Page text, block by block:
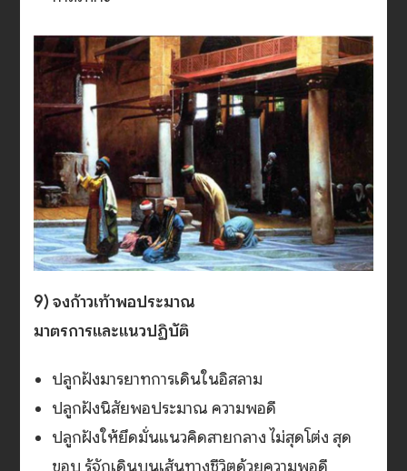
9) จงก้าวเท้าพอประมาณ
มาตรการและแนวปฏิบัติ
ปลูกฝังมารยาทการเดินในอิสลาม
ปลูกฝังนิสัยพอประมาณ ความพอดี
ปลูกฝังให้ยึดมั่นแนวคิดสายกลาง ไม่สุดโต่ง สุด
ขอบ รู้จักเดินบนเส้นทางชีวิตด้วยความพอดี